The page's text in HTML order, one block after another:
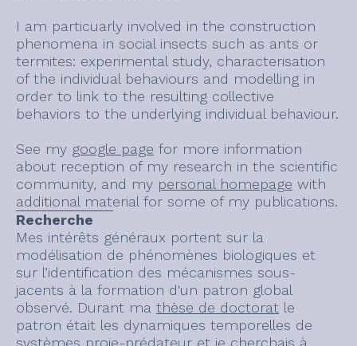
I am particuarly involved in the construction
phenomena in social insects such as ants or
termites: experimental study, characterisation
of the individual behaviours and modelling in
order to link to the resulting collective
behaviors to the underlying individual behaviour.
See my google page for more information
about reception of my research in the scientific
community, and my personal homepage with
additional material for some of my publications.
Recherche
Mes intérêts généraux portent sur la
modélisation de phénomènes biologiques et
sur l’identification des mécanismes sous-
jacents à la formation d'un patron global
observé. Durant ma thèse de doctorat le
patron était les dynamiques temporelles de
systèmes proie-prédateur et je cherchais à